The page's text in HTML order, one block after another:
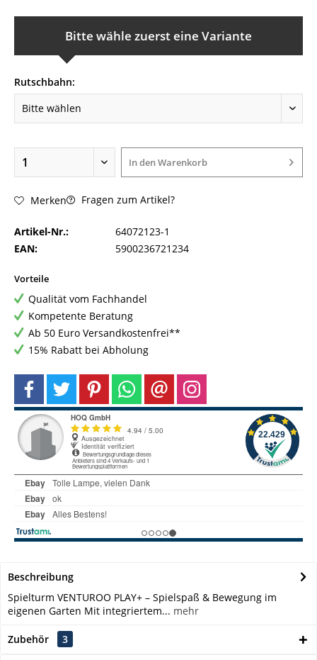
Bitte wähle zuerst eine Variante
Rutschbahn:
In denWarenkorb
Merken Fragen zum Artikel?
Artikel-Nr.:
64072123-1
EAN:
5900236721234
Vorteile
Qualität vom Fachhandel
Kompetente Beratung
Ab 50 Euro Versandkostenfrei**
15% Rabatt bei Abholung
Beschreibung
Spielturm VENTUROO PLAY+ – Spielspaß & Bewegung im
eigenen Garten Mit integriertem... mehr
Zubehör 3